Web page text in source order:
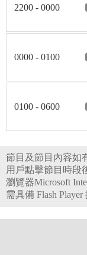
2200 - 0000
0000 - 0100
0100 - 0600
節目及節目內容如
用戶點擊節目時段
瀏覽器Microsoft
需具備 Flash Player